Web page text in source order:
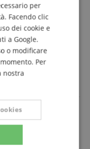
XLR 5m
femmina
e palco33,80 €
IVA.incl. +
per
Facendo clic
dei cookie e
a Google.
o modificare
Per
nostra